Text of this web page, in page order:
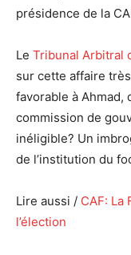
présidence de la
Le Tribunal Arbitral
sur cette affaire
favorable à Ahmad,
commission de
inéligible? Un
de l’institution du
Lire aussi / CAF: La
l’élection